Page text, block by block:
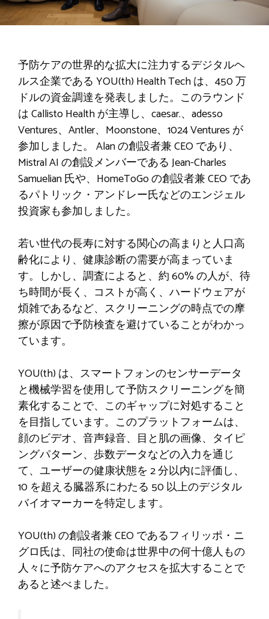
予防ケアの世界的な拡大に注力するデジタルヘ
ルス企業である YOU(th) Health Tech は、450 万
ドルの資金調達を発表しました。このラウンド
は Callisto Health が主導し、caesar.、adesso
Ventures、Antler、Moonstone、1024 Ventures が
参加しました。 Alan の創設者兼 CEO であり、
Mistral AI の創設メンバーである Jean-Charles
Samuelian 氏や、HomeToGo の創設者兼 CEO であ
るパトリック・アンドレー氏などのエンジェル
投資家も参加しました。
若い世代の長寿に対する関心の高まりと人口高
齢化により、健康診断の需要が高まっていま
す。しかし、調査によると、約 60% の人が、待
ち時間が長く、コストが高く、ハードウェアが
煩雑であるなど、スクリーニングの時点での摩
擦が原因で予防検査を避けていることがわかっ
ています。
YOU(th) は、スマートフォンのセンサーデータ
と機械学習を使用して予防スクリーニングを簡
素化することで、このギャップに対処すること
を目指しています。このプラットフォームは、
顔のビデオ、音声録音、目と肌の画像、タイピ
ングパターン、歩数データなどの入力を通じ
て、ユーザーの健康状態を 2 分以内に評価し、
10 を超える臓器系にわたる 50 以上のデジタル
バイオマーカーを特定します。
YOU(th) の創設者兼 CEO であるフィリッポ・ニ
グロ氏は、同社の使命は世界中の何十億人もの
人々に予防ケアへのアクセスを拡大することで
あると述べました。